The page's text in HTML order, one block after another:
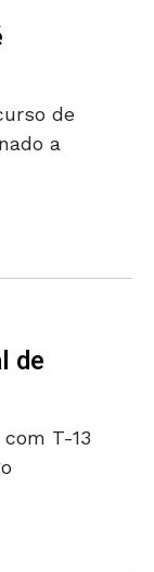
de
a
de
T-13